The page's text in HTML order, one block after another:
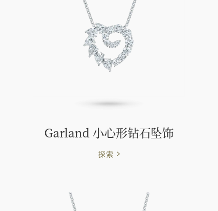
Garland 小心形钻石坠饰
探索